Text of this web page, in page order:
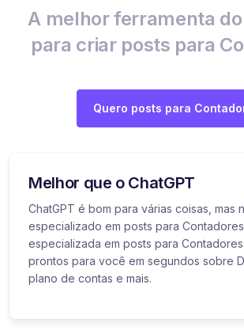
A melhor ferramenta
para criar posts para
Quero posts para
Melhor que o ChatGPT
ChatGPT é bom para várias coisas, mas
especializado em posts para
especializada em posts para
prontos para você em segundos sobre
plano de contas e mais.